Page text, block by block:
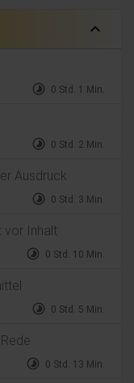
expand_less
timelapse 0 Std. 1 Min.
timelapse 0 Std. 2 Min.
Ausdruck
timelapse 0 Std. 3 Min.
vor Inhalt
timelapse 0 Std. 10 Min.
timelapse 0 Std. 5 Min.
timelapse 0 Std. 13 Min.